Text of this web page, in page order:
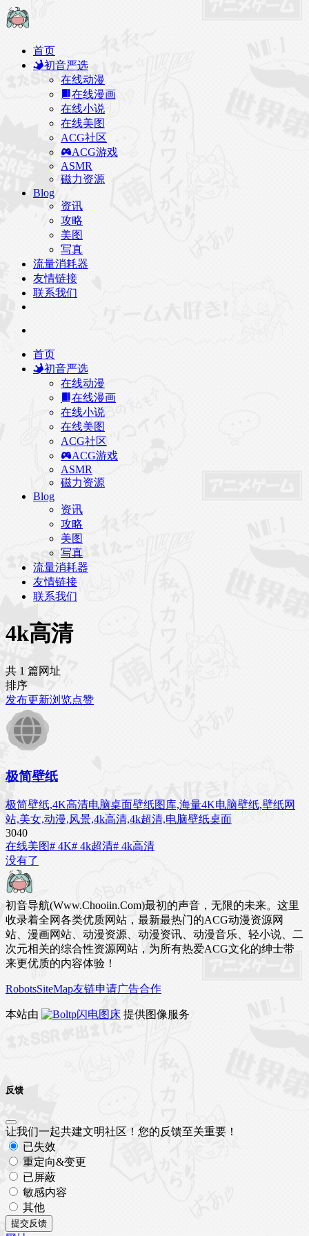
首页
初音严选
在线动漫
在线漫画
在线小说
在线美图
ACG社区
ACG游戏
ASMR
磁力资源
Blog
资讯
攻略
美图
写真
流量消耗器
友情链接
联系我们
首页
初音严选
在线动漫
在线漫画
在线小说
在线美图
ACG社区
ACG游戏
ASMR
磁力资源
Blog
资讯
攻略
美图
写真
流量消耗器
友情链接
联系我们
4k高清
共 1 篇网址
排序
发布更新浏览点赞
极简壁纸
极简壁纸,4K高清电脑桌面壁纸图库,海量4K电脑壁纸,壁纸网
站,美女,动漫,风景,4k高清,4k超清,电脑壁纸桌面
3040
在线美图# 4K# 4k超清# 4k高清
没有了
初音导航(Www.Chooiin.Com)最初的声音，无限的未来。这里
收录着全网各类优质网站，最新最热门的ACG动漫资源网
站、漫画网站、动漫资源、动漫资讯、动漫音乐、轻小说、二
次元相关的综合性资源网站，为所有热爱ACG文化的绅士带
来更优质的内容体验！
RobotsSiteMap友链申请广告合作
本站由 闪电图床 提供图像服务
反馈
让我们一起共建文明社区！您的反馈至关重要！
已失效
重定向&变更
已屏蔽
敏感内容
其他
提交反馈